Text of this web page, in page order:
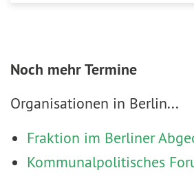
Noch mehr Termine
Organisationen in Berlin...
Fraktion im Berliner
Kommunalpolitisches